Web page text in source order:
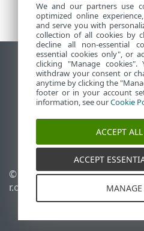
Использовать сайт
End of Life
База знаний ESET
ESET Status Portal
Региональная
© 1992-2026ESET, spol. s
r.o. - Все права защищены.
We and our partners use
optimized online
and serve you with
collection of all cookies by
decline all non-essential
essential cookies only", or
clicking "Manage
withdraw your consent or
anytime by clicking the
footer or in your account
information, see ourCookie
ACCEPT
ACCEPT